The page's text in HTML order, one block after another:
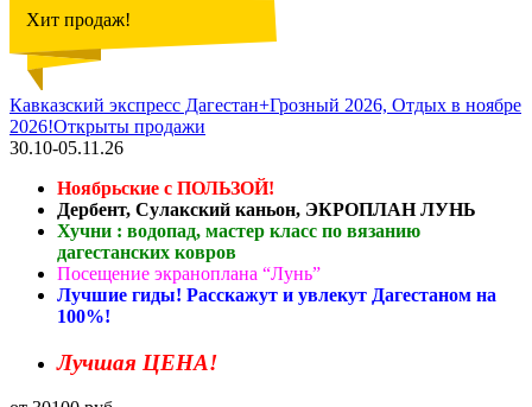
Хит продаж!
Кавказский экспресс Дагестан+Грозный 2026, Отдых в ноябре
2026!Открыты продажи
30.10-05.11.26
Ноябрьские с ПОЛЬЗОЙ!
Дербент, Сулакский каньон, ЭКРОПЛАН ЛУНЬ
Хучни : водопад, мастер класс по вязанию
дагестанских ковров
Посещение экраноплана “Лунь”
Лучшие гиды! Расскажут и увлекут Дагестаном на
100%!
Лучшая ЦЕНА!